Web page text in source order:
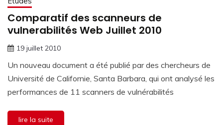
Comparatif des scanneurs de
vulnerabilités Web Juillet 2010
19 juillet 2010
Un nouveau document a été publié par des chercheurs de
Université de Californie, Santa Barbara, qui ont analysé les
performances de 11 scanners de vulnérabilités
lire la suite